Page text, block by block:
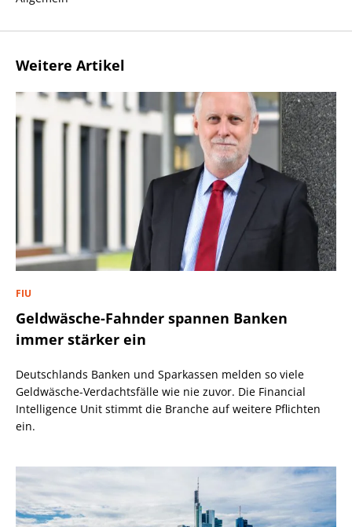
Weitere Artikel
FIU
Geldwäsche-Fahnder spannen Banken
immer stärker ein
Deutschlands Banken und Sparkassen melden so viele
Geldwäsche-Verdachtsfälle wie nie zuvor. Die Financial
Intelligence Unit stimmt die Branche auf weitere Pflichten
ein.